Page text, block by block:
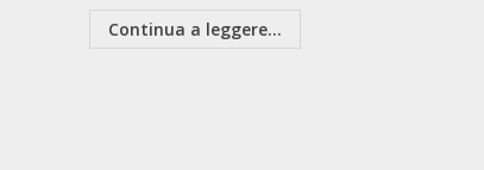
Continua a leggere...